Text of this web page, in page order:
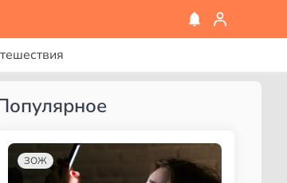
ЗОЖ